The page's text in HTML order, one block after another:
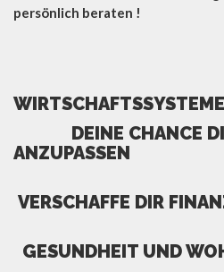
persönlich beraten !
DEINE CHANCE
ANZUPASSEN
VERSCHAFFE DIR
GESUNDHEIT UND